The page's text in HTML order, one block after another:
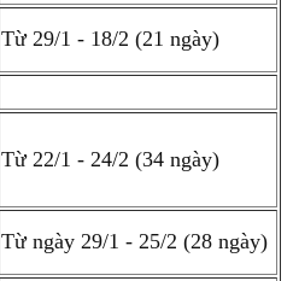
Từ 29/1 - 18/2 (21 ngày)
Từ 22/1 - 24/2 (34 ngày)
Từ ngày 29/1 - 25/2 (28 ngày)